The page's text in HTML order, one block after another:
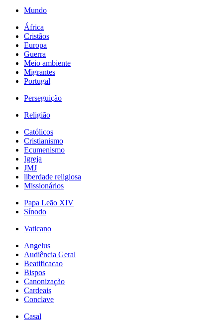
Mundo
África
Cristãos
Europa
Guerra
Meio ambiente
Migrantes
Portugal
Perseguição
Religião
Católicos
Cristianismo
Ecumenismo
Igreja
JMJ
liberdade religiosa
Missionários
Papa Leão XIV
Sínodo
Vaticano
Angelus
Audiência Geral
Beatificacao
Bispos
Canonização
Cardeais
Conclave
Casal